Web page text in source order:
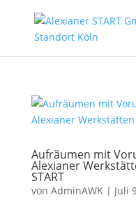
Aufräumen mit
Alexianer
START
von AdminAWK| Juli